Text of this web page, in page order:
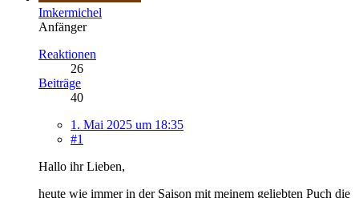
Imkermichel
Anfänger
Reaktionen
26
Beiträge
40
1. Mai 2025 um 18:35
#1
Hallo ihr Lieben,
heute wie immer in der Saison mit meinem geliebten Puch die